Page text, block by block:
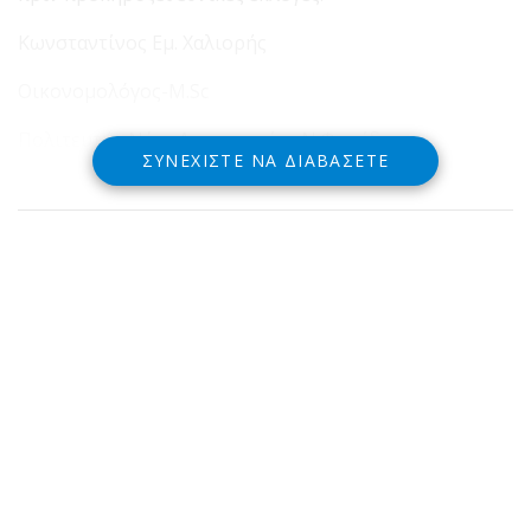
Πολιτευτής Νέας Δημοκρατίας Ν.Φωκίδας
ΣΥΝΕΧΊΣΤΕ ΝΑ ΔΙΑΒΆΣΕΤΕ